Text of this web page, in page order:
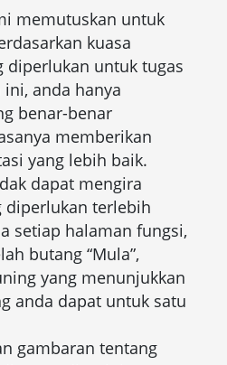
memutuskan untuk
kuasa
diperlukan untuk tugas
anda hanya
benar-benar
memberikan
yang lebih baik.
dapat mengira
diperlukan terlebih
setiap halaman fungsi,
butang “Mula”,
yang menunjukkan
anda dapat untuk satu
gambaran tentang